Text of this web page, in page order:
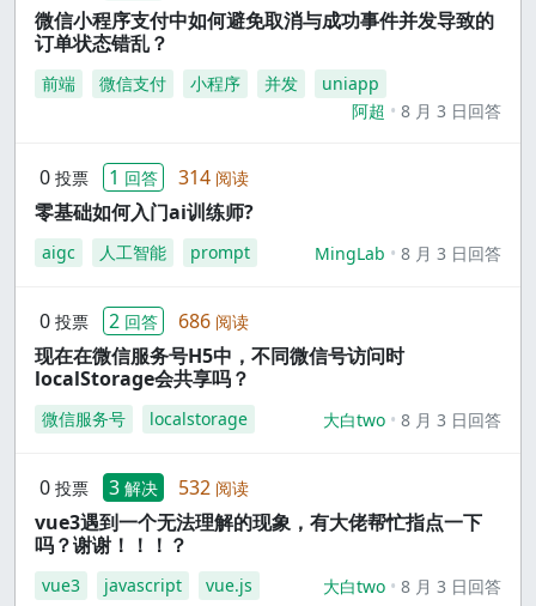
微信小程序支付中如何避免取消与成功事件并发导致的
订单状态错乱？
前端 微信支付 小程序 并发
uniapp
阿超
8 月 3 日回答
0 投票 1 回答 314 阅读
零基础如何入门ai训练师?
aigc 人工智能 prompt MingLab 8 月 3 日回答
0 投票 2 回答 686 阅读
现在在微信服务号H5中，不同微信号访问时
localStorage会共享吗？
微信服务号 localstorage 大白two 8 月 3 日回答
0 投票 3 解决 532 阅读
vue3遇到一个无法理解的现象，有大佬帮忙指点一下
吗？谢谢！！！？
vue3 javascript vue.js 大白two 8 月 3 日回答